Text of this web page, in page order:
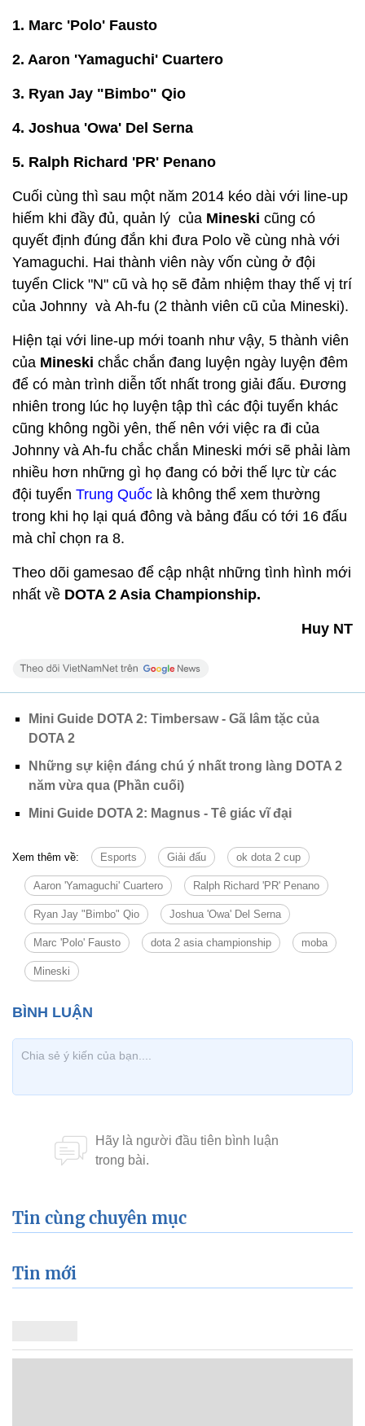
1. Marc 'Polo' Fausto
2. Aaron 'Yamaguchi' Cuartero
3. Ryan Jay "Bimbo" Qio
4. Joshua 'Owa' Del Serna
5. Ralph Richard 'PR' Penano
Cuối cùng thì sau một năm 2014 kéo dài với line-up
hiếm khi đầy đủ, quản lý của Mineski cũng có
quyết định đúng đắn khi đưa Polo về cùng nhà với
Yamaguchi. Hai thành viên này vốn cùng ở đội
tuyển Click "N" cũ và họ sẽ đảm nhiệm thay thế vị trí
của Johnny và Ah-fu (2 thành viên cũ của Mineski).
Hiện tại với line-up mới toanh như vậy, 5 thành viên
của Mineski chắc chắn đang luyện ngày luyện đêm
để có màn trình diễn tốt nhất trong giải đấu. Đương
nhiên trong lúc họ luyện tập thì các đội tuyển khác
cũng không ngồi yên, thế nên với việc ra đi của
Johnny và Ah-fu chắc chắn Mineski mới sẽ phải làm
nhiều hơn những gì họ đang có bởi thế lực từ các
đội tuyển Trung Quốc là không thể xem thường
trong khi họ lại quá đông và bảng đấu có tới 16 đấu
mà chỉ chọn ra 8.
Theo dõi gamesao để cập nhật những tình hình mới
nhất về DOTA 2 Asia Championship.
Huy NT
Mini Guide DOTA 2: Timbersaw - Gã lâm tặc của
DOTA 2
Những sự kiện đáng chú ý nhất trong làng DOTA 2
năm vừa qua (Phần cuối)
Mini Guide DOTA 2: Magnus - Tê giác vĩ đại
Xem thêm về: Esports Giải đấu ok dota 2 cup
Aaron 'Yamaguchi' Cuartero Ralph Richard 'PR' Penano
Ryan Jay "Bimbo" Qio Joshua 'Owa' Del Serna
Marc 'Polo' Fausto dota 2 asia championship moba
Mineski
Tin cùng chuyên mục
Tin mới